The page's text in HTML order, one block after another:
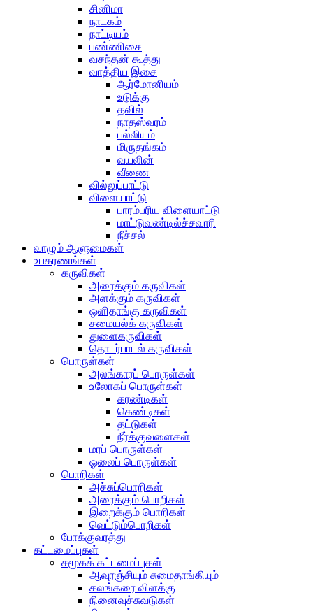
சினிமா
நாடகம்
நாட்டியம்
பண்ணிசை
வசந்தன் கூத்து
வாத்திய இசை
ஆர்மோனியம்
உடுக்கு
தவில்
நாதஸ்வரம்
பல்லியம்
மிருதங்கம்
வயலின்
வீணை
வில்லுப்பாட்டு
விளையாட்டு
பாரம்பரிய விளையாட்டு
மாட்டுவண்டில்ச்சவாரி
நீச்சல்
வாழும் ஆளுமைகள்
உபகரணங்கள்
கருவிகள்
அரைக்கும் கருவிகள்
அளக்கும் கருவிகள்
ஒளிதாங்கு கருவிகள்
சமையல்க் கருவிகள்
துளைகருவிகள்
தொடர்பாடல் கருவிகள்
பொருள்கள்
அலங்காரப் பொருள்கள்
உலோகப் பொருள்கள்
கரண்டிகள்
கெண்டிகள்
தட்டுகள்
நீர்க்குவளைகள்
மரப் பொருள்கள்
ஓலைப் பொருள்கள்
பொறிகள்
அச்சுப்பொறிகள்
அரைக்கும் பொறிகள்
இறைக்கும் பொறிகள்
வெட்டும்பொறிகள்
போக்குவரத்து
கட்டமைப்புகள்
சமூகக் கட்டமைப்புகள்
ஆவுரஞ்சியும் சுமைதாங்கியும்
கலங்கரை விளக்கு
நினைவுச்சுவடுகள்